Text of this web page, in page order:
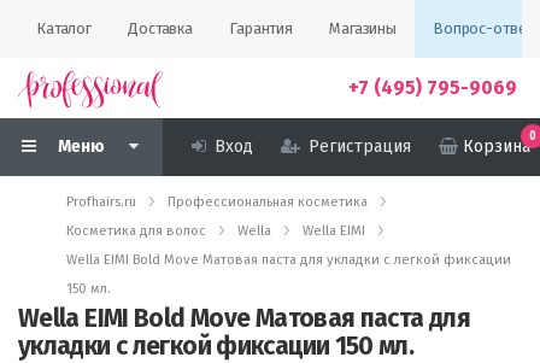
Каталог Доставка Гарантия Магазины Вопрос-ответ
+7 (495) 795-9069
Меню Вход Регистрация Корзина
0
Profhairs.ru
Профессиональная косметика
Косметика для волос
Wella
Wella EIMI
Wella EIMI Bold Move Матовая паста для укладки с легкой фиксации
150 мл.
Wella EIMI Bold Move Матовая паста для
укладки с легкой фиксации 150 мл.